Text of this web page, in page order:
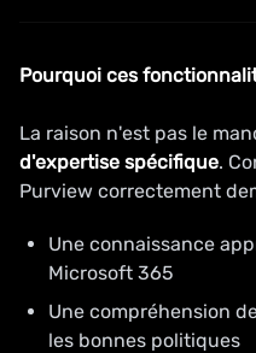
Pourquoi ces
La raison n'est pas le
d'expertise spécifique.
Purview correctement
Une connaissance
Microsoft 365
Une compréhension
les bonnes politiques